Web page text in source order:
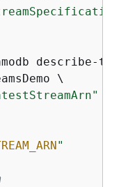
describe-
\
"